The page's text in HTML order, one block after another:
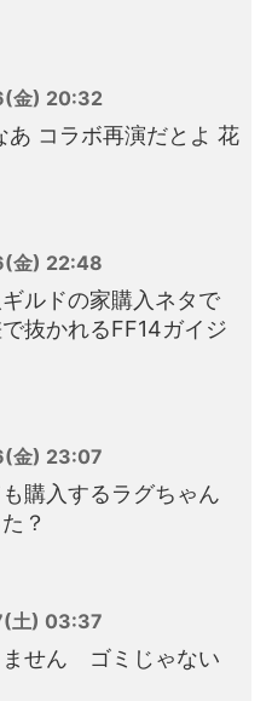
金) 20:32
あ コラボ再演だとよ 花
金) 22:48
ルドの家購入ネタで
抜かれるFF14ガイジ
金) 23:07
購入するラグちゃん
？
土) 03:37
ません ゴミじゃない